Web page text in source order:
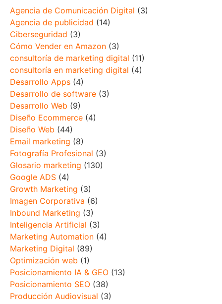
Agencia de Comunicación Digital (3)
Agencia de publicidad (14)
Ciberseguridad (3)
Cómo Vender en Amazon (3)
consultoría de marketing digital (11)
consultoría en marketing digital (4)
Desarrollo Apps (4)
Desarrollo de software (3)
Desarrollo Web (9)
Diseño Ecommerce (4)
Diseño Web (44)
Email marketing (8)
Fotografía Profesional (3)
Glosario marketing (130)
Google ADS (4)
Growth Marketing (3)
Imagen Corporativa (6)
Inbound Marketing (3)
Inteligencia Artificial (3)
Marketing Automation (4)
Marketing Digital (89)
Optimización web (1)
Posicionamiento IA & GEO (13)
Posicionamiento SEO (38)
Producción Audiovisual (3)